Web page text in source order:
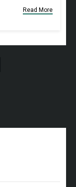
Read More